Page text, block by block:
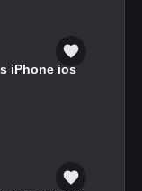
iPhone ios